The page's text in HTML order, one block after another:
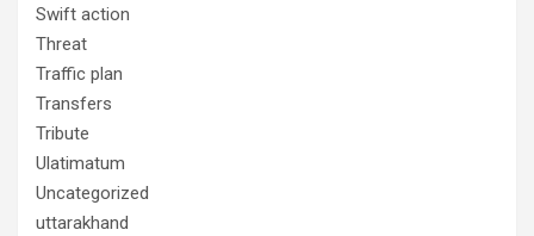
Swift action
Threat
Traffic plan
Transfers
Tribute
Ulatimatum
Uncategorized
uttarakhand